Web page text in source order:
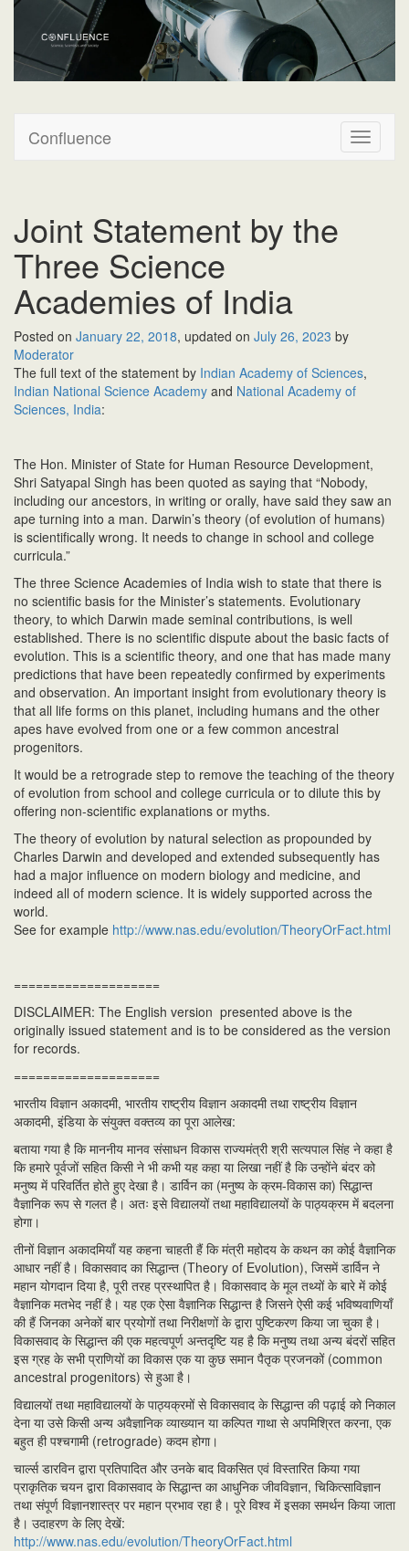
Confluence
T
o
i
Confluence
Joint Statement by the
Three Science
Academies of India
Posted on January 22, 2018, updated on July 26, 2023 by
Moderator
The full text of the statement by Indian Academy of Sciences,
Indian National Science Academy and National Academy of
Sciences, India:
The Hon. Minister of State for Human Resource Development,
Shri Satyapal Singh has been quoted as saying that “Nobody,
including our ancestors, in writing or orally, have said they saw an
ape turning into a man. Darwin’s theory (of evolution of humans)
is scientifically wrong. It needs to change in school and college
curricula.”
The three Science Academies of India wish to state that there is
no scientific basis for the Minister’s statements. Evolutionary
theory, to which Darwin made seminal contributions, is well
established. There is no scientific dispute about the basic facts of
evolution. This is a scientific theory, and one that has made many
predictions that have been repeatedly confirmed by experiments
and observation. An important insight from evolutionary theory is
that all life forms on this planet, including humans and the other
apes have evolved from one or a few common ancestral
progenitors.
It would be a retrograde step to remove the teaching of the theory
of evolution from school and college curricula or to dilute this by
offering non-scientific explanations or myths.
The theory of evolution by natural selection as propounded by
Charles Darwin and developed and extended subsequently has
had a major influence on modern biology and medicine, and
indeed all of modern science. It is widely supported across the
world.
See for example http://www.nas.edu/evolution/TheoryOrFact.html
====================
DISCLAIMER: The English version presented above is the
originally issued statement and is to be considered as the version
for records.
====================
भारतीय विज्ञान अकादमी, भारतीय राष्ट्रीय विज्ञान अकादमी तथा राष्ट्रीय विज्ञान
अकादमी, इंडिया के संयुक्त वक्तव्य का पूरा आलेख:
बताया गया है कि माननीय मानव संसाधन विकास राज्यमंत्री श्री सत्यपाल सिंह ने कहा है
कि हमारे पूर्वजों सहित किसी ने भी कभी यह कहा या लिखा नहीं है कि उन्होंने बंदर को
मनुष्य में परिवर्तित होते हुए देखा है। डार्विन का (मनुष्य के क्रम-विकास का) सिद्धान्त
वैज्ञानिक रूप से गलत है। अतः इसे विद्यालयों तथा महाविद्यालयों के पाठ्यक्रम में बदलना
होगा।
तीनों विज्ञान अकादमियाँ यह कहना चाहती हैं कि मंत्री महोदय के कथन का कोई वैज्ञानिक
आधार नहीं है। विकासवाद का सिद्धान्त (Theory of Evolution), जिसमें डार्विन ने
महान योगदान दिया है, पूरी तरह प्रस्थापित है। विकासवाद के मूल तथ्यों के बारे में कोई
वैज्ञानिक मतभेद नहीं है। यह एक ऐसा वैज्ञानिक सिद्धान्त है जिसने ऐसी कई भविष्यवाणियाँ
की हैं जिनका अनेकों बार प्रयोगों तथा निरीक्षणों के द्वारा पुष्टिकरण किया जा चुका है।
विकासवाद के सिद्धान्त की एक महत्वपूर्ण अन्तदृष्टि यह है कि मनुष्य तथा अन्य बंदरों सहित
इस ग्रह के सभी प्राणियों का विकास एक या कुछ समान पैतृक प्रजनकों (common
ancestral progenitors) से हुआ है।
विद्यालयों तथा महाविद्यालयों के पाठ्यक्रमों से विकासवाद के सिद्धान्त की पढ़ाई को निकाल
देना या उसे किसी अन्य अवैज्ञानिक व्याख्यान या कल्पित गाथा से अपमिश्रित करना, एक
बहुत ही पश्चगामी (retrograde) कदम होगा।
चार्ल्स डारविन द्वारा प्रतिपादित और उनके बाद विकसित एवं विस्तारित किया गया
प्राकृतिक चयन द्वारा विकासवाद के सिद्धान्त का आधुनिक जीवविज्ञान, चिकित्साविज्ञान
तथा संपूर्ण विज्ञानशास्त्र पर महान प्रभाव रहा है। पूरे विश्व में इसका समर्थन किया जाता
है। उदाहरण के लिए देखें:
http://www.nas.edu/evolution/TheoryOrFact.html